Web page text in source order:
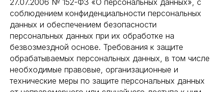
27.07.2006 № 152-ФЗ «О персональных данных», с
соблюдением конфиденциальности персональных
данных и обеспечением безопасности
персональных данных при их обработке на
безвозмездной основе. Требования к защите
обрабатываемых персональных данных, в том числе
необходимые правовые, организационные и
технические меры по защите персональных данных